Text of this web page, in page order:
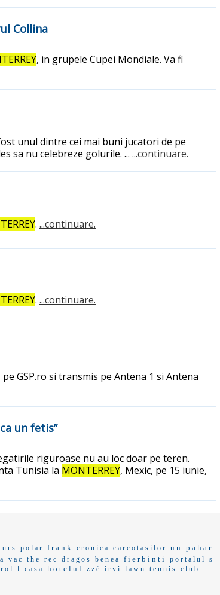
Collina
, in grupele Cupei Mondiale. Va fi
unul dintre cei mai buni jucatori de pe
sa nu celebreze golurile. ... ...continuare.
. ...continuare.
. ...continuare.
GSP.ro si transmis pe Antena 1 si Antena
un fetis”
riguroase nu au loc doar pe teren.
Tunisia la MONTERREY, Mexic, pe 15 iunie,
urs polar frank cronica carcotasilor
un pahar
vac the rec dragos benea fierbinti portalul
s
l casa hotelul zzé irvi lawn tennis club